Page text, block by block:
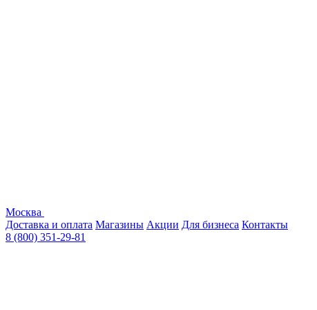
Москва
Доставка и оплата Магазины Акции Для бизнеса Контакты
8 (800) 351-29-81